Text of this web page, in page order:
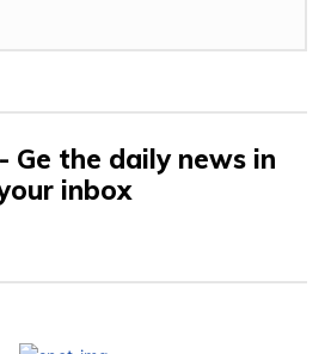
Ge the daily news in
inbox